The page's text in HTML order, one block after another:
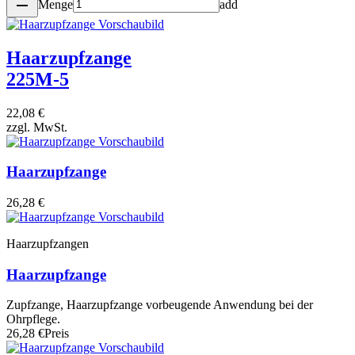
remove Menge add
Haarzupfzange
225M-5
22,08 €
zzgl. MwSt.
Haarzupfzange
26,28 €
Haarzupfzangen
Haarzupfzange
Zupfzange, Haarzupfzange vorbeugende Anwendung bei der
Ohrpflege.
26,28 €Preis